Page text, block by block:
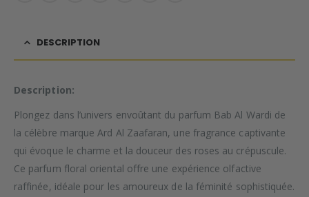
DESCRIPTION
Description:
Plongez dans l’univers envoûtant du parfum Bab Al Wardi de
la célèbre marque Ard Al Zaafaran, une fragrance captivante
qui évoque le charme et la douceur des roses au crépuscule.
Ce parfum floral oriental offre une expérience olfactive
raffinée, idéale pour les amoureux de la féminité sophistiquée.